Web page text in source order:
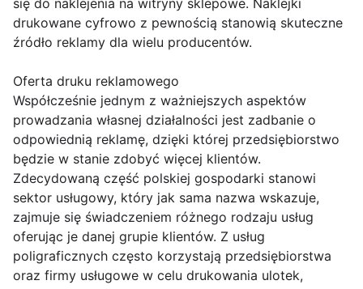
się do naklejenia na witryny sklepowe. Naklejki
drukowane cyfrowo z pewnością stanowią skuteczne
źródło reklamy dla wielu producentów.
Oferta druku reklamowego
Współcześnie jednym z ważniejszych aspektów
prowadzania własnej działalności jest zadbanie o
odpowiednią reklamę, dzięki której przedsiębiorstwo
będzie w stanie zdobyć więcej klientów.
Zdecydowaną część polskiej gospodarki stanowi
sektor usługowy, który jak sama nazwa wskazuje,
zajmuje się świadczeniem różnego rodzaju usług
oferując je danej grupie klientów. Z usług
poligraficznych często korzystają przedsiębiorstwa
oraz firmy usługowe w celu drukowania ulotek,